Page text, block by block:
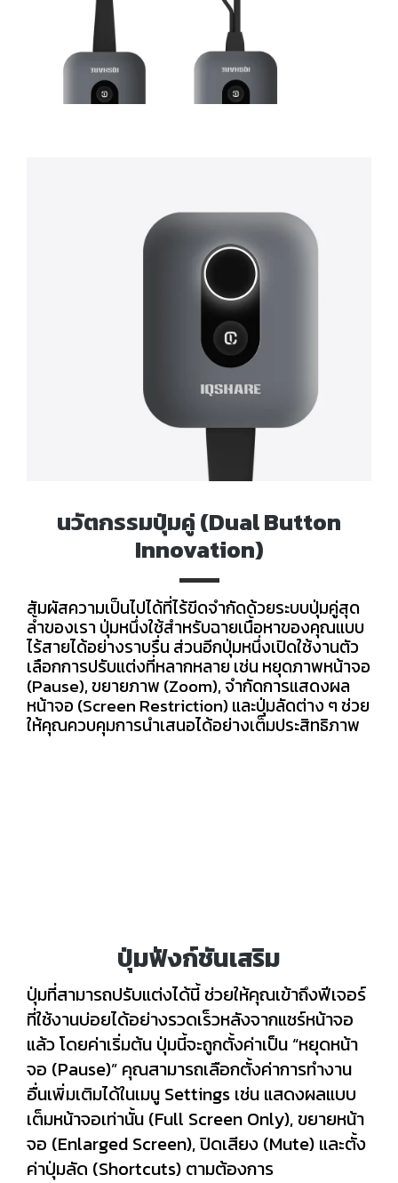
นวัตกรรมปุ่มคู่ (Dual Button
Innovation)
สัมผัสความเป็นไปได้ที่ไร้ขีดจำกัดด้วยระบบปุ่มคู่สุด
ล้ำของเรา ปุ่มหนึ่งใช้สำหรับฉายเนื้อหาของคุณแบบ
ไร้สายได้อย่างราบรื่น ส่วนอีกปุ่มหนึ่งเปิดใช้งานตัว
เลือกการปรับแต่งที่หลากหลาย เช่น หยุดภาพหน้าจอ
(Pause), ขยายภาพ (Zoom), จำกัดการแสดงผล
หน้าจอ (Screen Restriction) และปุ่มลัดต่าง ๆ ช่วย
ให้คุณควบคุมการนำเสนอได้อย่างเต็มประสิทธิภาพ
ปุ่มฟังก์ชันเสริม
ปุ่มที่สามารถปรับแต่งได้นี้ ช่วยให้คุณเข้าถึงฟีเจอร์
ที่ใช้งานบ่อยได้อย่างรวดเร็วหลังจากแชร์หน้าจอ
แล้ว โดยค่าเริ่มต้น ปุ่มนี้จะถูกตั้งค่าเป็น “หยุดหน้า
จอ (Pause)” คุณสามารถเลือกตั้งค่าการทำงาน
อื่นเพิ่มเติมได้ในเมนู Settings เช่น แสดงผลแบบ
เต็มหน้าจอเท่านั้น (Full Screen Only), ขยายหน้า
จอ (Enlarged Screen), ปิดเสียง (Mute) และตั้ง
ค่าปุ่มลัด (Shortcuts) ตามต้องการ